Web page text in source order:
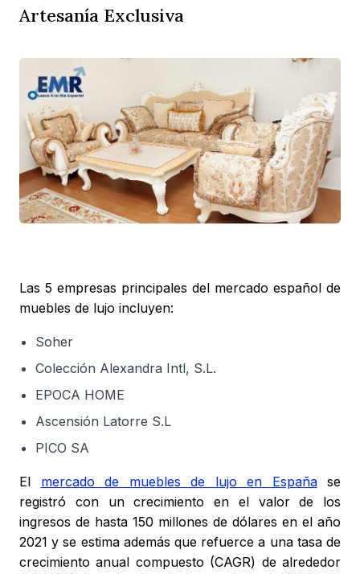
Artesanía Exclusiva
Las 5 empresas principales del mercado español de
muebles de lujo incluyen:
Soher
Colección Alexandra Intl, S.L.
EPOCA HOME
Ascensión Latorre S.L
PICO SA
El mercado de muebles de lujo en Españase
registró con un crecimiento en el valor de los
ingresos de hasta 150 millones de dólares en el año
2021 y se estima además que refuerce a una tasa de
crecimiento anual compuesto (CAGR) de alrededor